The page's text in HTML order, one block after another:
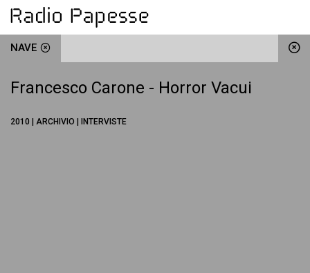
NAVE
Francesco Carone - Horror Vacui
2010 | ARCHIVIO | INTERVISTE